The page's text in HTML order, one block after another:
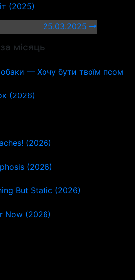
(2025)
25.03.2025
місяць
— Хочу бути твоїм псом
(2026)
(2026)
(2026)
But Static (2026)
Now (2026)